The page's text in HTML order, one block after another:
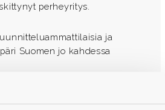
perheyritys.
ja
Suomen jo kahdessa
mielellämme